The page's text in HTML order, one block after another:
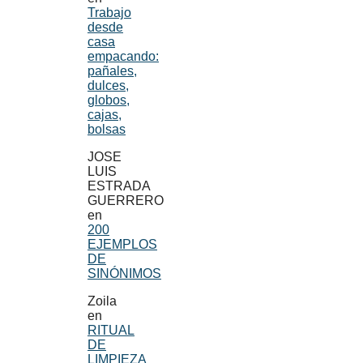
Trabajo
desde
casa
empacando:
pañales,
dulces,
globos,
cajas,
bolsas
JOSE
LUIS
ESTRADA
GUERRERO
en
200
EJEMPLOS
DE
SINÓNIMOS
Zoila
en
RITUAL
DE
LIMPIEZA